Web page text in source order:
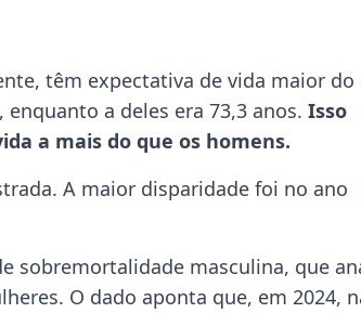
têm expectativa de vida maior do
enquanto a deles era 73,3 anos. Isso
a mais do que os homens.
A maior disparidade foi no ano
sobremortalidade masculina, que
O dado aponta que, em 2024,